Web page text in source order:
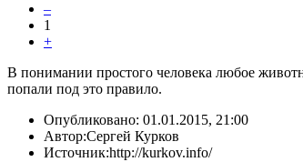
–
1
+
В понимании простого человека любое
попали под это правило.
Опубликовано: 01.01.2015, 21:00
Автор:Сергей Курков
Источник:http://kurkov.info/